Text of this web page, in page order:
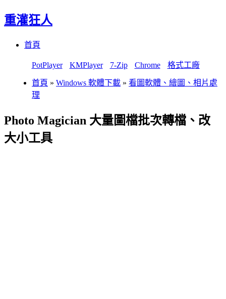
重灌狂人
首頁
PotPlayer KMPlayer 7-Zip Chrome 格式工廠
首頁 » Windows 軟體下載 » 看圖軟體、繪圖、相片處
理
Photo Magician 大量圖檔批次轉檔、改
大小工具